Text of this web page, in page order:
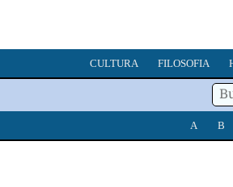
CULTURA FILOSOFIA
A B